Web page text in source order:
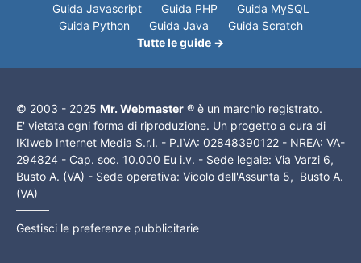
Guida Javascript
Guida PHP
Guida MySQL
Guida Python
Guida Java
Guida Scratch
Tutte le guide →
© 2003 - 2025 Mr. Webmaster ® è un marchio registrato.
E' vietata ogni forma di riproduzione. Un progetto a cura di
IKIweb Internet Media S.r.l. - P.IVA: 02848390122 - NREA: VA-
294824 - Cap. soc. 10.000 Eu i.v. - Sede legale: Via Varzi 6,
Busto A. (VA) - Sede operativa: Vicolo dell'Assunta 5, Busto A.
(VA)
Gestisci le preferenze pubblicitarie